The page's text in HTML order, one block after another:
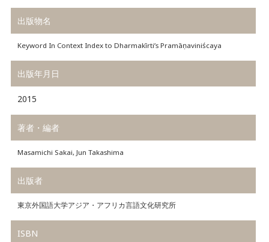
出版物名
Keyword In Context Index to Dharmakīrti’s Pramāṇaviniścaya
出版年月日
2015
著者・編者
Masamichi Sakai, Jun Takashima
出版者
東京外国語大学アジア・アフリカ言語文化研究所
ISBN